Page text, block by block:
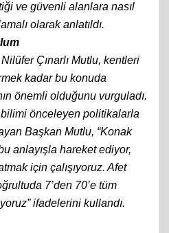
ve güvenli alanlara nasıl
olarak anlatıldı.
Çınarlı Mutlu, kentleri
kadar bu konuda
önemli olduğunu vurguladı.
bilimi önceleyen politikalarla
Başkan Mutlu, “Konak
anlayışla hareket ediyor,
için çalışıyoruz. Afet
7’den 70’e tüm
ifadelerini kullandı.